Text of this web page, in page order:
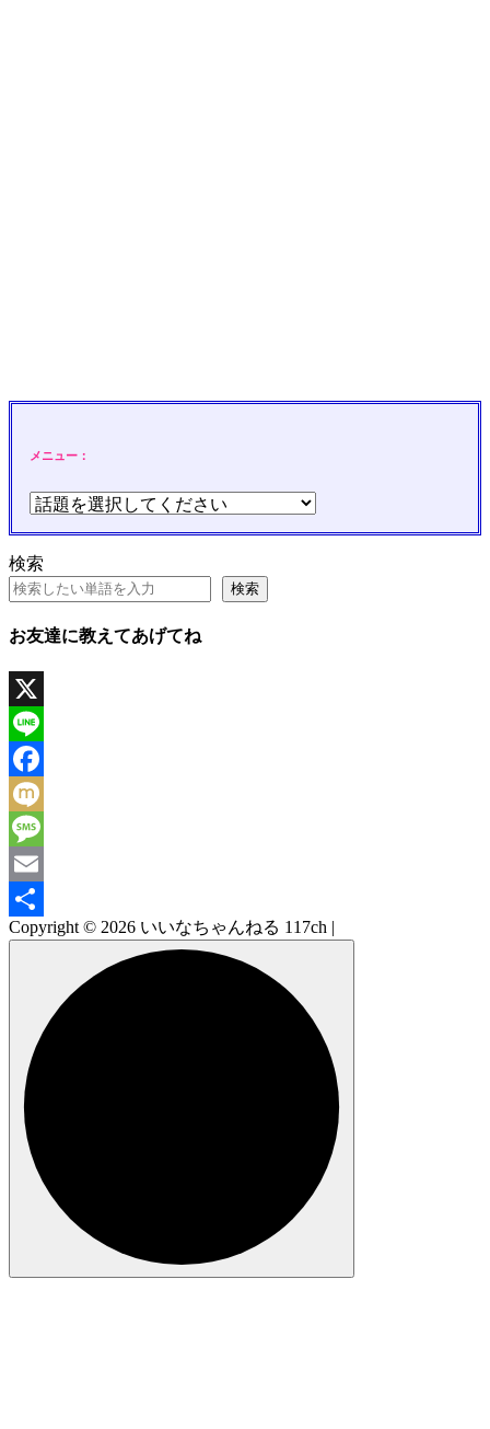
メニュー：
検索
検索
お友達に教えてあげてね
X
Line
Facebook
Mixi
Message
Email
共
Copyright © 2026 いいなちゃんねる 117ch |